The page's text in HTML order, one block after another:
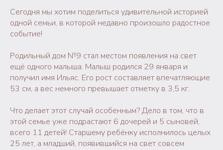
Сегодня мы хотим поделиться удивительной историей
одной семьи, в которой недавно произошло радостное
событие!
Родильный дом №9 стал местом появления на свет
ещё одного малыша. Малыш родился 29 января и
получил имя Ильяc. Его рост составляет впечатляющие
53 см, а вес немного превышает отметку в 3,5 кг.
Что делает этот случай особенным? Дело в том, что в
этой семье уже подрастают 6 дочерей и 5 сыновей,
всего 11 детей! Старшему ребёнку исполнилось целых
25 лет, а младший, появившийся на свет совсем